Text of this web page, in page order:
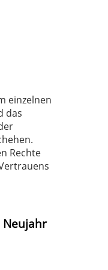
einzelnen
das
Rechte
Neujahr